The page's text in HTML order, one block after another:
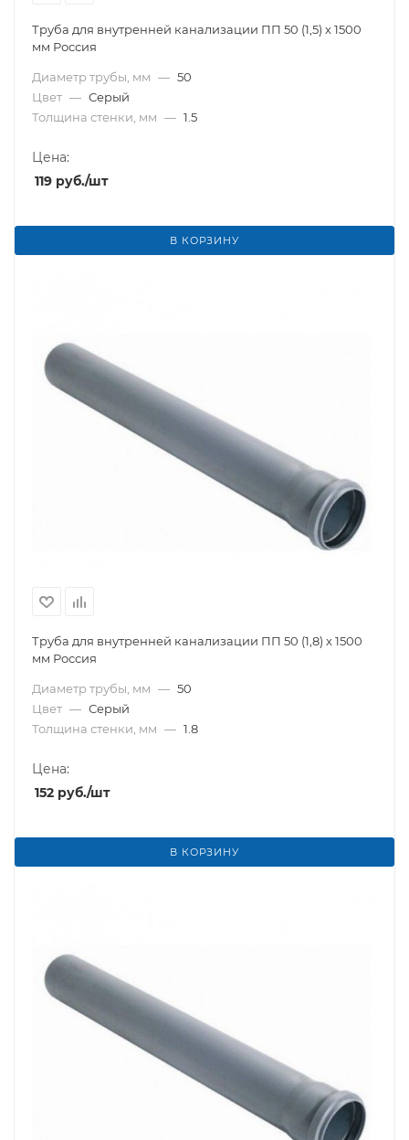
Труба для внутренней канализации ПП 50 (1,5) х 1500
мм Россия
Диаметр трубы, мм — 50
Цвет — Серый
Толщина стенки, мм — 1.5
Цена:
119 руб./шт
В КОРЗИНУ
Труба для внутренней канализации ПП 50 (1,8) х 1500
мм Россия
Диаметр трубы, мм — 50
Цвет — Серый
Толщина стенки, мм — 1.8
Цена:
152 руб./шт
В КОРЗИНУ